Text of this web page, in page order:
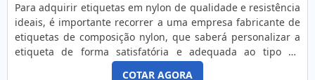
Para adquirir etiquetas em nylon de qualidade e resistência
ideais, é importante recorrer a uma empresa fabricante de
etiquetas de composição nylon, que saberá personalizar a
etiqueta de forma satisfatória e adequada ao tipo de
produto. O fabricante de etiquetas possui toda a
COTAR AGORA